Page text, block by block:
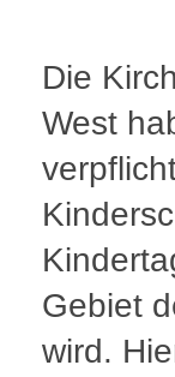
Die
West
Gebiet
wird.